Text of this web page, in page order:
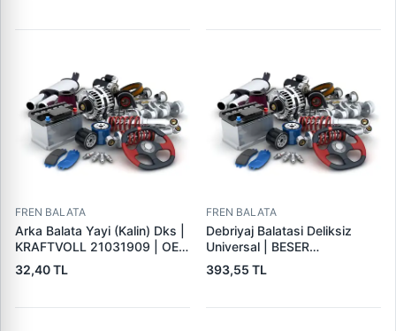
FREN BALATA
Arka Balata Yayi (Kalin) Dks |
KRAFTVOLL 21031909 | OEM
4325184
32,40 TL
FREN BALATA
Debriyaj Balatasi Deliksiz
Universal | BESER
325X200X4
393,55 TL